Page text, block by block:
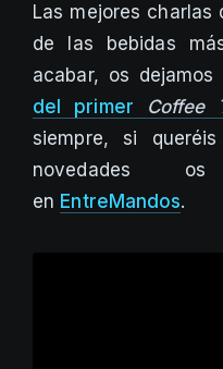
Las mejores
de las bebidas
acabar, os dejamos
del primer
Coffee
siempre, si
novedades
en EntreMandos.